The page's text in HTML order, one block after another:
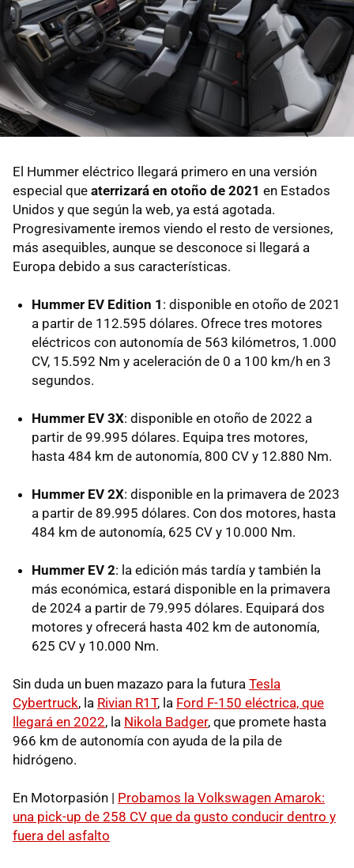
El Hummer eléctrico llegará primero en una versión
especial que aterrizará en otoño de 2021 en Estados
Unidos y que según la web, ya está agotada.
Progresivamente iremos viendo el resto de versiones,
más asequibles, aunque se desconoce si llegará a
Europa debido a sus características.
Hummer EV Edition 1 : disponible en otoño de 2021
a partir de 112.595 dólares. Ofrece tres motores
eléctricos con autonomía de 563 kilómetros, 1.000
CV, 15.592 Nm y aceleración de 0 a 100 km/h en 3
segundos.
Hummer EV 3X: disponible en otoño de 2022 a
partir de 99.995 dólares. Equipa tres motores,
hasta 484 km de autonomía, 800 CV y 12.880 Nm.
Hummer EV 2X: disponible en la primavera de 2023
a partir de 89.995 dólares. Con dos motores, hasta
484 km de autonomía, 625 CV y 10.000 Nm.
Hummer EV 2: la edición más tardía y también la
más económica, estará disponible en la primavera
de 2024 a partir de 79.995 dólares. Equipará dos
motores y ofrecerá hasta 402 km de autonomía,
625 CV y 10.000 Nm.
Sin duda un buen mazazo para la futura Tesla
Cybertruck, la Rivian R1T, la Ford F-150 eléctrica, que
llegará en 2022, la Nikola Badger, que promete hasta
966 km de autonomía con ayuda de la pila de
hidrógeno.
En Motorpasión | Probamos la Volkswagen Amarok:
una pick-up de 258 CV que da gusto conducir dentro y
fuera del asfalto